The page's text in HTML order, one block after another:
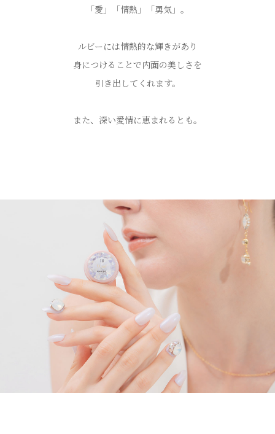
「愛」「情熱」「勇気」。
ルビーには情熱的な輝きがあり
身につけることで内面の美しさを
引き出してくれます。
また、深い愛情に恵まれるとも。